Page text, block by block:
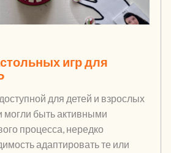
игр для
для детей и взрослых
быть активными
процесса, нередко
адаптировать те или